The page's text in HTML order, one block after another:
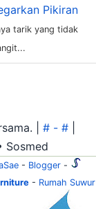
Pikiran
tarik yang tidak
| # - #
Sosmed
- Blogger -
- Rumah Suwur